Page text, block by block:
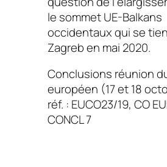
le sommet UE-Balkans
occidentaux qui se
Zagreb en mai 2020.
Conclusions réunion
européen (17 et 18
réf. : EUCO23/19, CO
CONCL 7